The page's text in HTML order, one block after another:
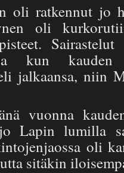
oli ratkennut jo
oli
ja kun
jalkaansa, niin
vuonna
Lapin lumilla
oli
sitäkin